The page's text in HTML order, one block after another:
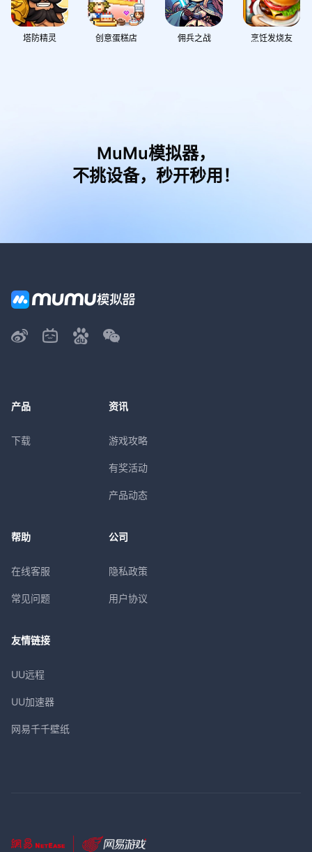
塔防精灵 创意蛋糕店 佣兵之战 烹饪发烧友
MuMu模拟器，
不挑设备，秒开秒用！
产品
下载
资讯
游戏攻略
有奖活动
产品动态
帮助
在线客服
常见问题
公司
隐私政策
用户协议
友情链接
UU远程
UU加速器
网易千千壁纸